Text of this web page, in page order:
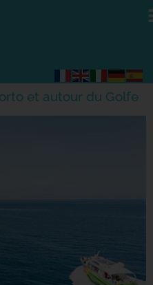
et autour du Golfe